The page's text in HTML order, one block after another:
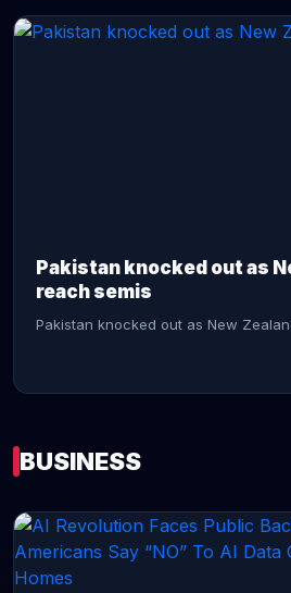
Pakistan knocked out as
reach semis
Pakistan knocked out as New
CONTINUE READING →
BUSINESS